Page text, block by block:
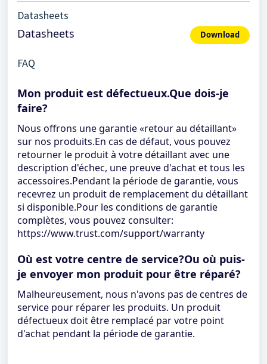
Datasheets
Datasheets Download
FAQ
Mon produit est défectueux.Que dois-je
faire?
Nous offrons une garantie «retour au détaillant»
sur nos produits.En cas de défaut, vous pouvez
retourner le produit à votre détaillant avec une
description d'échec, une preuve d'achat et tous les
accessoires.Pendant la période de garantie, vous
recevrez un produit de remplacement du détaillant
si disponible.Pour les conditions de garantie
complètes, vous pouvez consulter:
https://www.trust.com/support/warranty
Où est votre centre de service?Ou où puis-
je envoyer mon produit pour être réparé?
Malheureusement, nous n'avons pas de centres de
service pour réparer les produits. Un produit
défectueux doit être remplacé par votre point
d'achat pendant la période de garantie.